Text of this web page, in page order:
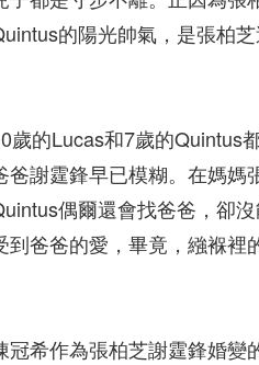
的陽光帥氣，是張柏芝
歲的Lucas和7歲的Quintus
爸謝霆鋒早已模糊。在媽媽
偶爾還會找爸爸，卻
到爸爸的愛，畢竟，繈褓裡
冠希作為張柏芝謝霆鋒婚變